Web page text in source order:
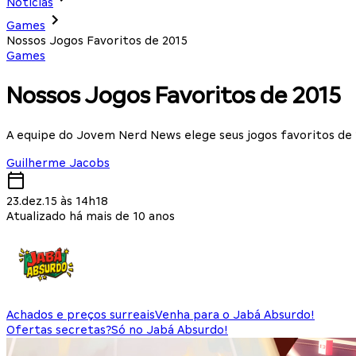
Games
Nossos Jogos Favoritos de 2015
Games
Nossos Jogos Favoritos de 2015
A equipe do Jovem Nerd News elege seus jogos favoritos de
Guilherme Jacobs
23.dez.15 às 14h18
Atualizado há mais de 10 anos
Achados e preços surreaisVenha para o Jabá Absurdo!
Ofertas secretas?Só no Jabá Absurdo!